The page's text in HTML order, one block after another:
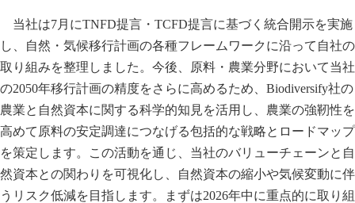
当社は7月にTNFD提言・TCFD提言に基づく統合開示を実施
し、自然・気候移行計画の各種フレームワークに沿って自社の
取り組みを整理しました。今後、原料・農業分野において当社
の2050年移行計画の精度をさらに高めるため、Biodiversify社の
農業と自然資本に関する科学的知見を活用し、農業の強靭性を
高めて原料の安定調達につなげる包括的な戦略とロードマップ
を策定します。この活動を通じ、当社のバリューチェーンと自
然資本との関わりを可視化し、自然資本の縮小や気候変動に伴
うリスク低減を目指します。まずは2026年中に重点的に取り組